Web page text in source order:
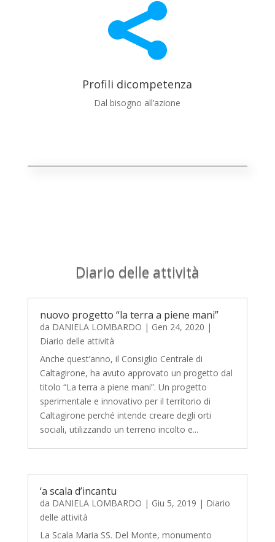

Profili dicompetenza
Dal bisogno all’azione
Diario delle attività
nuovo progetto “la terra a piene mani”
da DANIELA LOMBARDO | Gen 24, 2020 |
Diario delle attività
Anche quest’anno, il Consiglio Centrale di
Caltagirone, ha avuto approvato un progetto dal
titolo “La terra a piene mani”. Un progetto
sperimentale e innovativo per il territorio di
Caltagirone perché intende creare degli orti
sociali, utilizzando un terreno incolto e...
‘a scala d’incantu
da DANIELA LOMBARDO | Giu 5, 2019 | Diario
delle attività
La Scala Maria SS. Del Monte, monumento